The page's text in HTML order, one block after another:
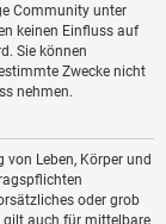
Community unter
keinen Einfluss auf
Sie können
Zwecke nicht
nehmen.
Leben, Körper und
oder grob